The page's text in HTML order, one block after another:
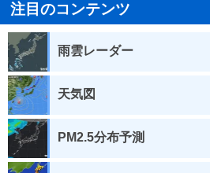
注目のコンテンツ
雨雲レーダー
天気図
PM2.5分布予測